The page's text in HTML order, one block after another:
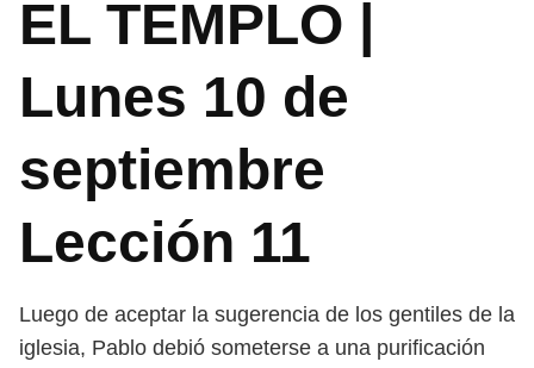
EL TEMPLO |
Lunes 10 de
septiembre
Lección 11
Luego de aceptar la sugerencia de los gentiles de la
iglesia, Pablo debió someterse a una purificación